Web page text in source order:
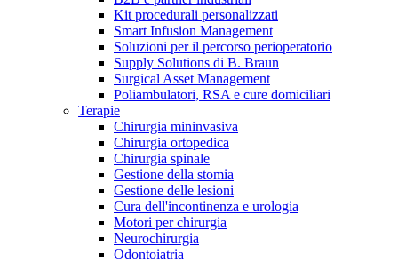
Kit procedurali personalizzati
Smart Infusion Management
Soluzioni per il percorso perioperatorio
Supply Solutions di B. Braun
Surgical Asset Management
Poliambulatori, RSA e cure domiciliari
Terapie
Chirurgia mininvasiva
Chirurgia ortopedica
Chirurgia spinale
Gestione della stomia
Gestione delle lesioni
Cura dell'incontinenza e urologia
Motori per chirurgia
Neurochirurgia
Odontoiatria